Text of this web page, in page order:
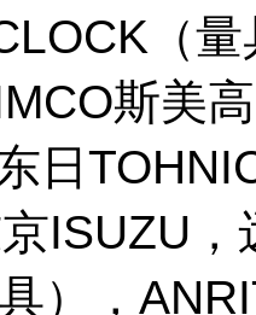
（
斯美
日
ISUZU
），